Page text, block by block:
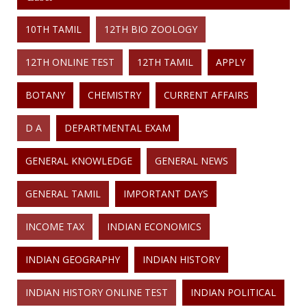
10TH TAMIL 12TH BIO ZOOLOGY
12TH ONLINE TEST 12TH TAMIL APPLY
BOTANY CHEMISTRY CURRENT AFFAIRS
D A DEPARTMENTAL EXAM
GENERAL KNOWLEDGE GENERAL NEWS
GENERAL TAMIL IMPORTANT DAYS
INCOME TAX INDIAN ECONOMICS
INDIAN GEOGRAPHY INDIAN HISTORY
INDIAN HISTORY ONLINE TEST INDIAN POLITICAL